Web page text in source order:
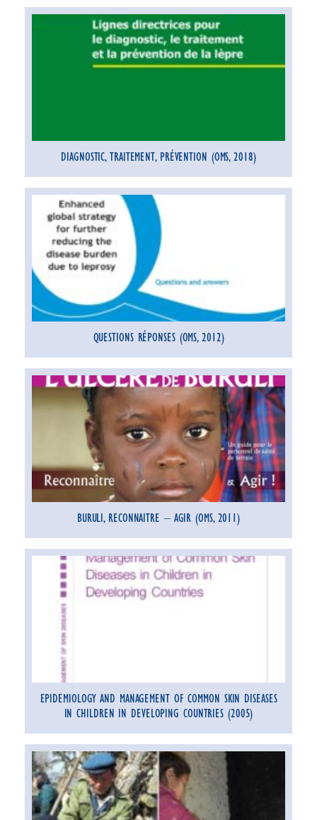
DIAGNOSTIC, TRAITEMENT, PRÉVENTION (OMS, 2018)
QUESTIONS RÉPONSES (OMS, 2012)
BURULI, RECONNAITRE – AGIR (OMS, 2011)
EPIDEMIOLOGY AND MANAGEMENT OF COMMON SKIN DISEASES
IN CHILDREN IN DEVELOPING COUNTRIES (2005)